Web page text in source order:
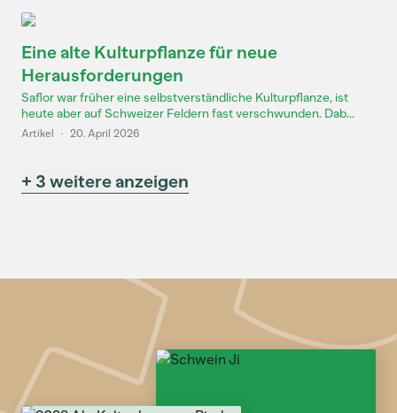
Eine alte Kulturpflanze für neue
Herausforderungen
Saflor war früher eine selbstverständliche Kulturpflanze, ist
heute aber auf Schweizer Feldern fast verschwunden. Dab...
Artikel · 20. April 2026
+ 3 weitere anzeigen